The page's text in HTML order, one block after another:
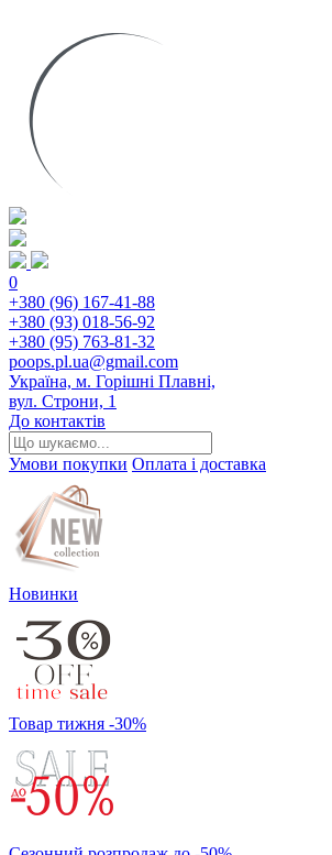
0
+380 (96) 167-41-88
+380 (93) 018-56-92
+380 (95) 763-81-32
poops.pl.ua@gmail.com
Україна, м. Горішні Плавні,
вул. Строни, 1
До контактів
Умови покупки Оплата і доставка
Новинки
Товар тижня -30%